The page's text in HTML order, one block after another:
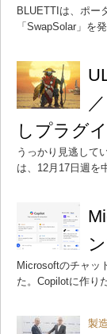
BLUETTIは、ポー
「SwapSolar」を
しプラグ
うっかり見逃して
は、12月17日週を
Microsoftのチャッ
た。Copilotに作り
製